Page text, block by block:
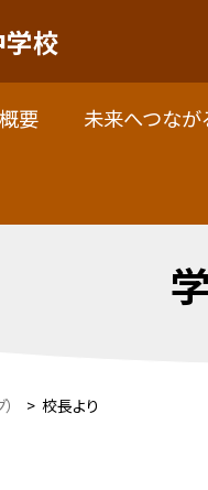
校
要 未来へつなが
> 校長より